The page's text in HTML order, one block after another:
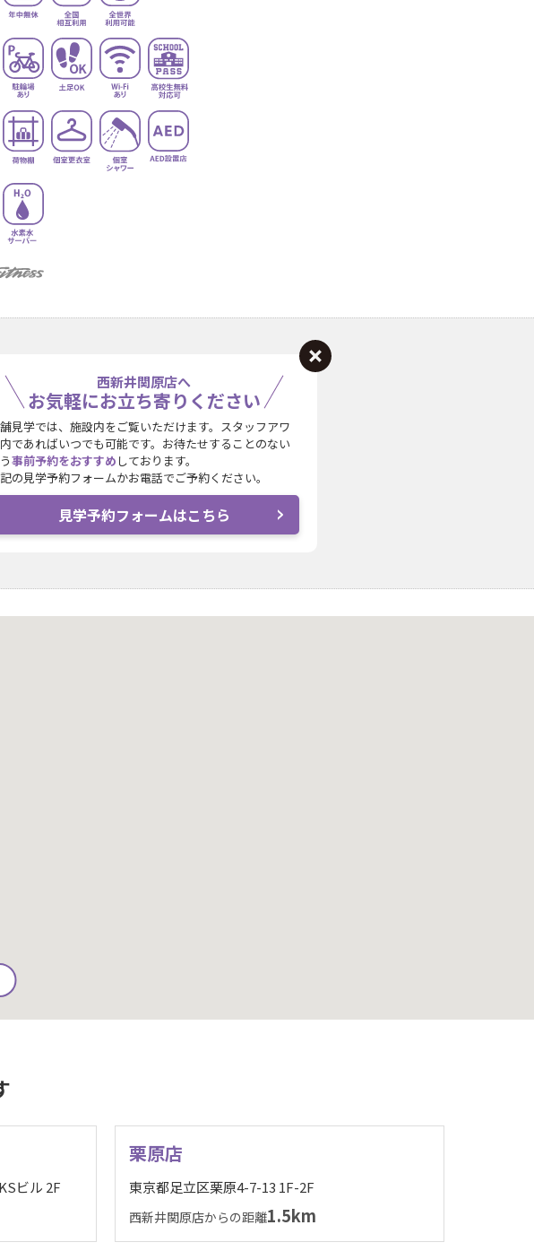
西新井関原店へ
お気軽にお立ち寄りください
見学では、施設内をご覧いただけます。スタッフアワ
であればいつでも可能です。お待たせすることのない
事前予約をおすすめ しております。
の見学予約フォームかお電話でご予約ください。
見学予約フォームはこちら
ビル 2F
栗原店
東京都足立区栗原4-7-13 1F-2F
西新井関原店からの距離1.5km